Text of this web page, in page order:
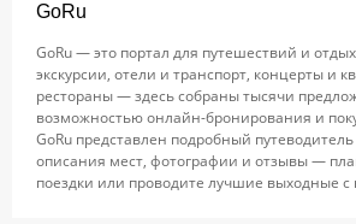
GoRu
GoRu — это портал для путешествий и
экскурсии, отели и транспорт, концерты и
рестораны — здесь собраны тысячи
возможностью онлайн-бронирования и
GoRu представлен подробный
описания мест, фотографии и отзывы —
поездки или проводите лучшие выходные